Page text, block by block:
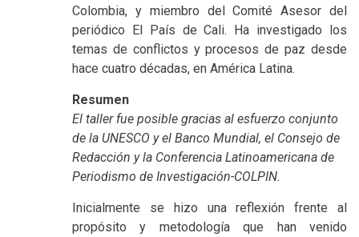
Colombia, y miembro del Comité Asesor del
periódico El País de Cali. Ha investigado los
temas de conflictos y procesos de paz desde
hace cuatro décadas, en América Latina.
Resumen
El taller fue posible gracias al esfuerzo conjunto
de la UNESCO y el Banco Mundial, el Consejo de
Redacción y la Conferencia Latinoamericana de
Periodismo de Investigación-COLPIN.
Inicialmente se hizo una reflexión frente al
propósito y metodología que han venido